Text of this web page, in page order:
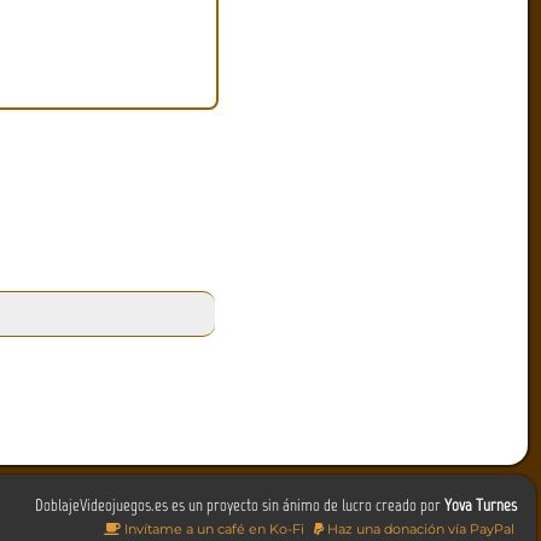
DoblajeVideojuegos.es es un proyecto sin ánimo de lucro creado porYova Turnes
Invítame a un café en Ko-Fi Haz una donación vía PayPal